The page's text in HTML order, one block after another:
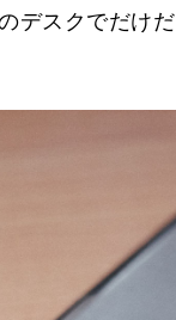
デスクでだけ